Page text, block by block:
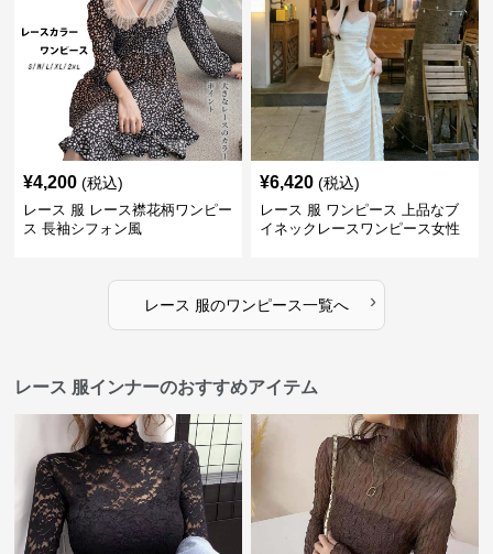
¥4,200 (税込)
レース 服 レース襟花柄ワンピー
ス 長袖シフォン風
¥6,420 (税込)
レース 服 ワンピース 上品なブ
イネックレースワンピース女性
レース 服のワンピース一覧へ ›
レース 服インナーのおすすめアイテム